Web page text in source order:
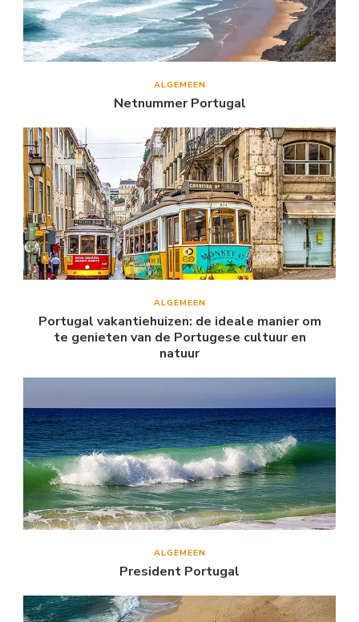
ALGEMEEN
Netnummer Portugal
ALGEMEEN
Portugal vakantiehuizen: de ideale manier om
te genieten van de Portugese cultuur en
natuur
ALGEMEEN
President Portugal